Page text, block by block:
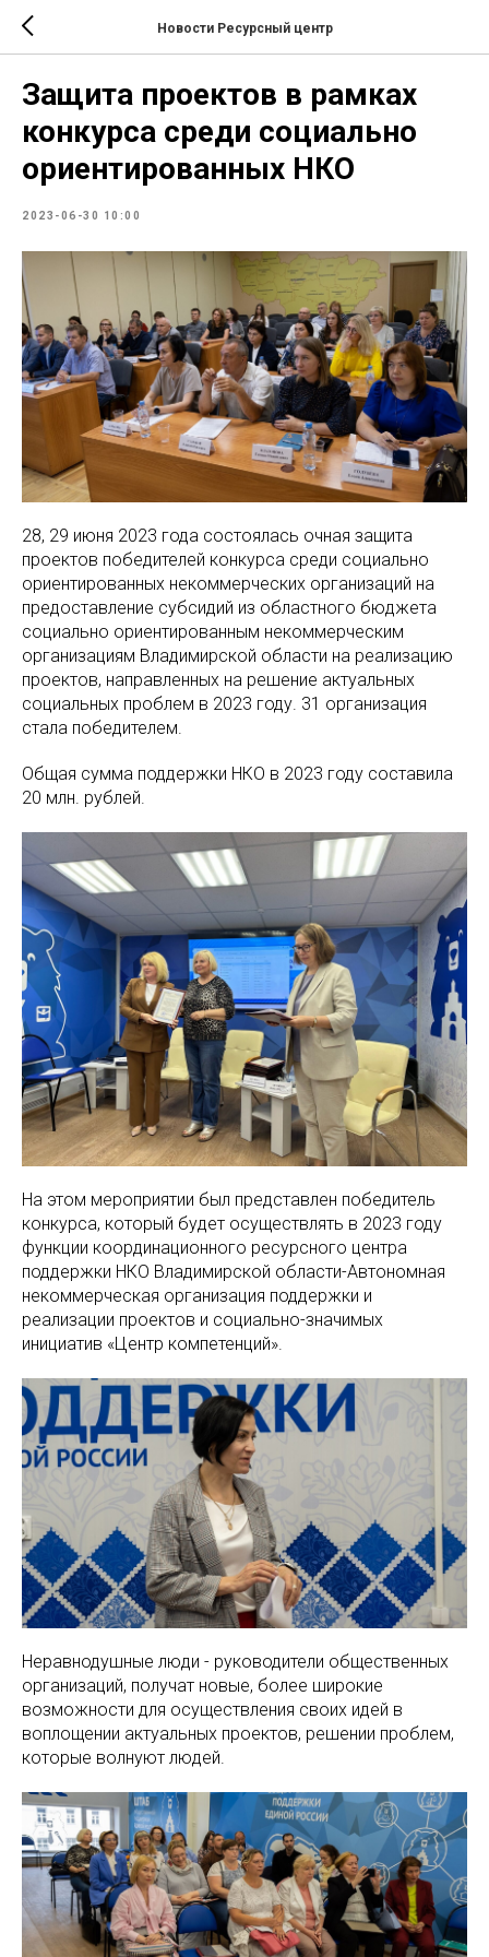
Новости Ресурсный центр
Защита проектов в рамках
конкурса среди социально
ориентированных НКО
2023-06-30 10:00
28, 29 июня 2023 года состоялась очная защита
проектов победителей конкурса среди социально
ориентированных некоммерческих организаций на
предоставление субсидий из областного бюджета
социально ориентированным некоммерческим
организациям Владимирской области на реализацию
проектов, направленных на решение актуальных
социальных проблем в 2023 году. 31 организация
стала победителем.
Общая сумма поддержки НКО в 2023 году составила
20 млн. рублей.
На этом мероприятии был представлен победитель
конкурса, который будет осуществлять в 2023 году
функции координационного ресурсного центра
поддержки НКО Владимирской области-Автономная
некоммерческая организация поддержки и
реализации проектов и социально-значимых
инициатив «Центр компетенций».
Неравнодушные люди - руководители общественных
организаций, получат новые, более широкие
возможности для осуществления своих идей в
воплощении актуальных проектов, решении проблем,
которые волнуют людей.